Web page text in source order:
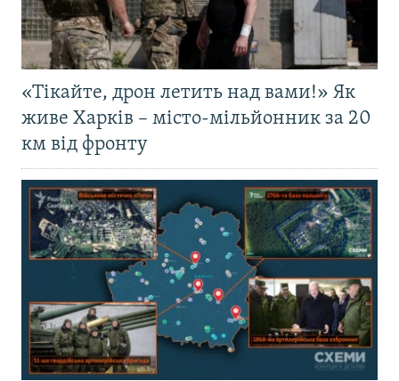
«Тікайте, дрон летить над вами!» Як
живе Харків – місто-мільйонник за 20
км від фронту